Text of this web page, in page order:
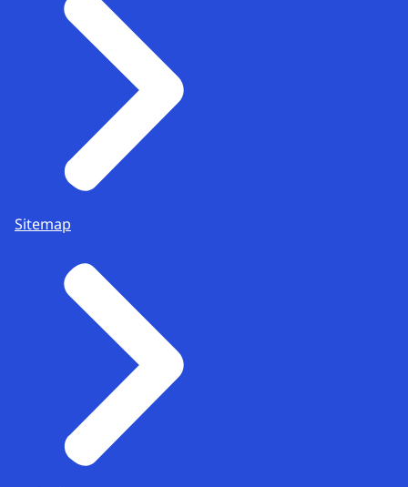
Sitemap